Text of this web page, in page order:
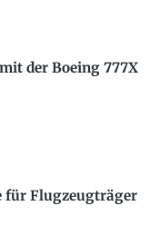
der Boeing 777X
für Flugzeugträger